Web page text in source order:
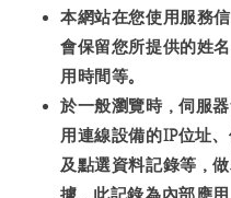
本網站在您使用服務
會保留您所提供的姓
用時間等。
於一般瀏覽時，伺服
用連線設備的IP位址
及點選資料記錄等，
據，此記錄為內部應用